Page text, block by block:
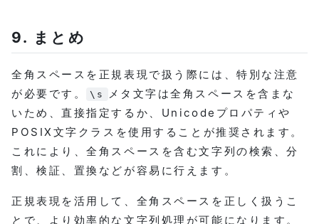
9. まとめ
全角スペースを正規表現で扱う際には、特別な注意
が必要です。
\s
メタ文字は全角スペースを含まな
いため、直接指定するか、Unicodeプロパティや
POSIX文字クラスを使用することが推奨されます。
これにより、全角スペースを含む文字列の検索、分
割、検証、置換などが容易に行えます。
正規表現を活用して、全角スペースを正しく扱うこ
とで、より効率的な文字列処理が可能になります。